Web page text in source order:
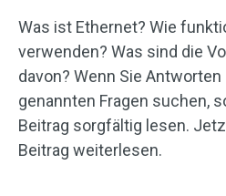
Was ist Ethernet? Wie
verwenden? Was sind die
davon? Wenn Sie
genannten Fragen suchen,
Beitrag sorgfältig lesen.
Beitrag weiterlesen.